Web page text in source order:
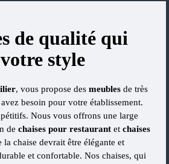
de qualité qui
style
, vous propose des meubles de très
besoin pour votre établissement.
Nous vous offrons une large
de chaises pour restaurant et chaises
la chaise devrait être élégante et
et confortable. Nos chaises, qui